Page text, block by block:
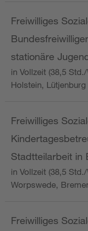
Freiwilliges
stationäre
in Vollzeit (38,5
Holstein, Lütjenburg
Freiwilliges
Stadtteilarbeit in
in Vollzeit (38,5
Worpswede,
Freiwilliges